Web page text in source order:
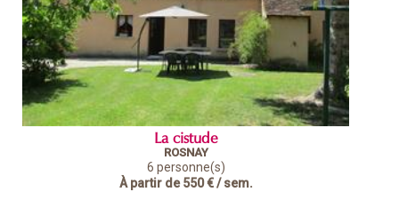
La cistude
ROSNAY
6 personne(s)
À partir de550 €/ sem.